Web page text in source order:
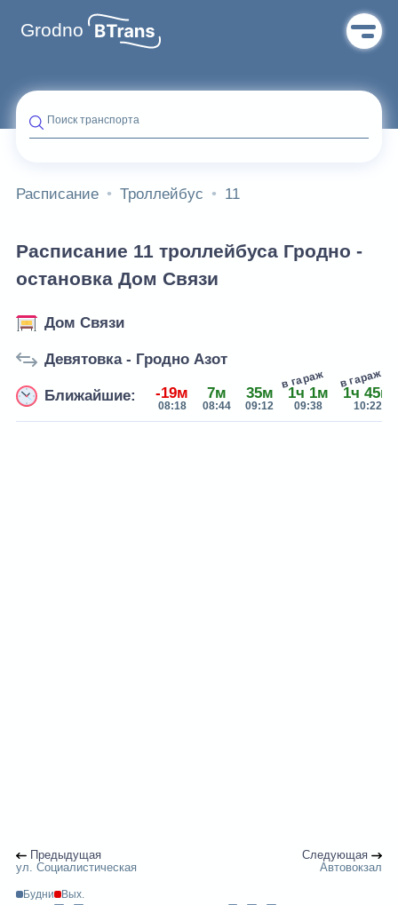
Grodno
Поиск транспорта
Расписание Троллейбус 11
Расписание 11 троллейбуса Гродно -
остановка Дом Связи
Дом Связи
Девятовка - Гродно Азот
Ближайшие: -19м
08:18
7м
08:44
35м
09:12
1ч 1м
09:38
в гараж
1ч 45м
10:22
в гараж
Предыдущая
ул. Социалистическая
Следующая
Автовокзал
Будни Вых.